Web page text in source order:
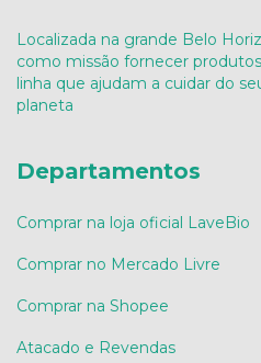
Localizada na grande Belo
como missão fornecer
linha que ajudam a cuidar do
planeta
Departamentos
Comprar na loja oficial LaveBio
Comprar no Mercado Livre
Comprar na Shopee
Atacado e Revendas